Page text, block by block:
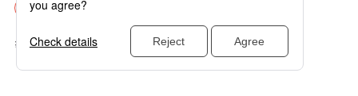
#枕崎市
#2024オープン #イートイン#ランチ